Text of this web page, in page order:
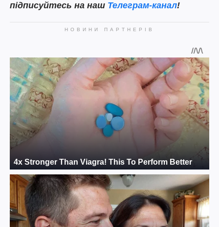
підписуйтесь на наш Телеграм-канал!